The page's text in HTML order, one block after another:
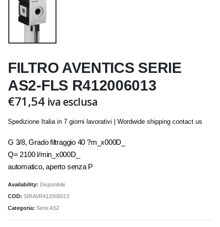
FILTRO AVENTICS SERIE
AS2-FLS R412006013
€71,54 iva esclusa
Spedizione Italia in 7 giorni lavorativi | Wordwide shipping contact us
G 3/8, Grado filtraggio 40 ?m_x000D_
Q= 2100 l/min_x000D_
automatico, aperto senza P
Availability: Disponibile
COD: SIRAVR412006013
Categoria: Serie AS2